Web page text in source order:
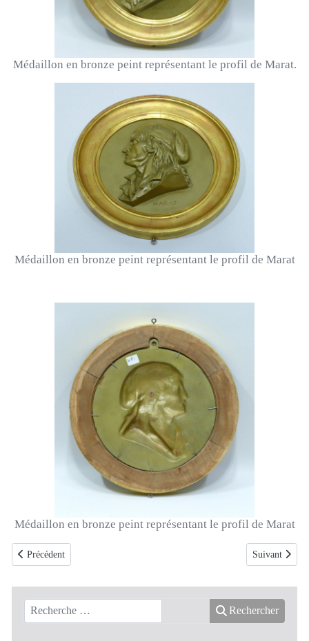
Médaillon en bronze peint représentant le profil de Marat.
Médaillon en bronze peint représentant le profil de Marat
Médaillon en bronze peint représentant le profil de Marat
Article précédent : Médaillon représentant les profils d’Antoine Philippe
Précédent Article
Suivant
Rechercher